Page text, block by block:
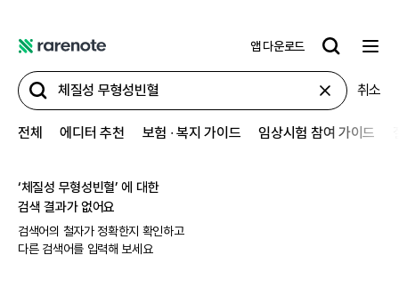
어
노
트
앱 다운로드
취소
전체 에디터 추천 보험 ∙ 복지 가이드 임상시험 참여 가이드
‘체질성 무형성빈혈’ 에 대한
검색 결과가 없어요
검색어의 철자가 정확한지 확인하고
다른 검색어를 입력해 보세요